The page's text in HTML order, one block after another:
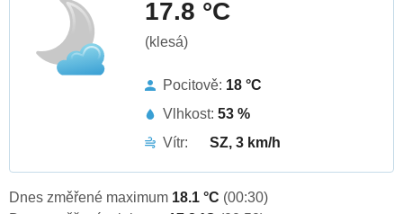
17.8 °C
(klesá)
Pocitově: 18 °C
Vlhkost: 53 %
Vítr:
SZ, 3 km/h
Dnes změřené maximum 18.1 °C (00:30)